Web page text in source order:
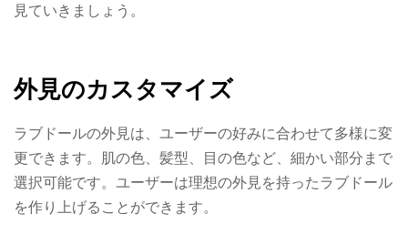
見ていきましょう。
外見のカスタマイズ
ラブドールの外見は、ユーザーの好みに合わせて多様に変
更できます。肌の色、髪型、目の色など、細かい部分まで
選択可能です。ユーザーは理想の外見を持ったラブドール
を作り上げることができます。